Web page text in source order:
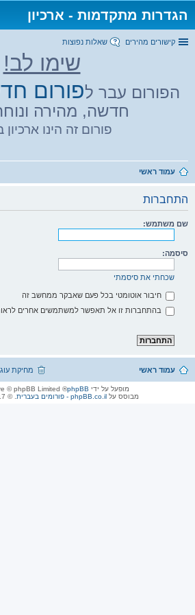
הגדרות מתקדמות - ארכיון
קישורים מהירים שאלות נפוצות
שימו לב!
הפורום עבר לפורום
חדשה, מהירה
פורום זה הינו
עמוד ראשי
התחברות
שם משתמש:
סיסמה:
שכחתי את סיסמתי
חיבור אוטומטי בכל פעם שאבקר ממחשב זה
בהתחברות זו אל תאפשר למשתמשים אחרים
עמוד ראשי מחיקת
מופעל על ידי phpBB
® Forum Software © phpBB Limited
מבוסס על phpBB.co.il - פורומים בעברית . © 2017 - phpBB.co.il.